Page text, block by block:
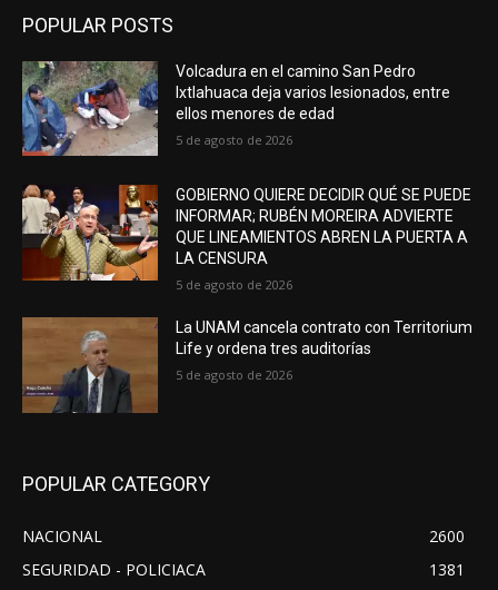
POPULAR POSTS
Volcadura en el camino San Pedro
Ixtlahuaca deja varios lesionados, entre
ellos menores de edad
5 de agosto de 2026
GOBIERNO QUIERE DECIDIR QUÉ SE PUEDE
INFORMAR; RUBÉN MOREIRA ADVIERTE
QUE LINEAMIENTOS ABREN LA PUERTA A
LA CENSURA
5 de agosto de 2026
La UNAM cancela contrato con Territorium
Life y ordena tres auditorías
5 de agosto de 2026
POPULAR CATEGORY
NACIONAL
2600
SEGURIDAD - POLICIACA
1381